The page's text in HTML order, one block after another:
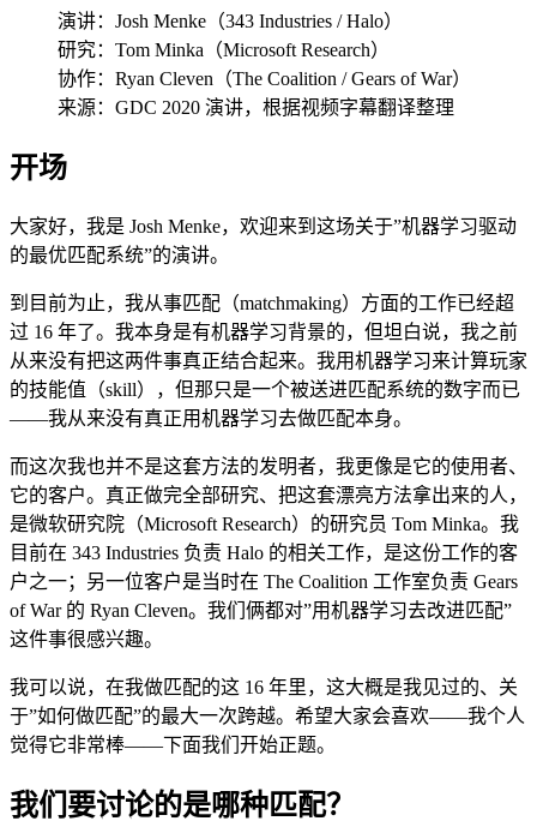
演讲：Josh Menke（343 Industries / Halo）
研究：Tom Minka（Microsoft Research）
协作：Ryan Cleven（The Coalition / Gears of War）
来源：GDC 2020 演讲，根据视频字幕翻译整理
开场
大家好，我是 Josh Menke，欢迎来到这场关于”机器学习驱动
的最优匹配系统”的演讲。
到目前为止，我从事匹配（matchmaking）方面的工作已经超
过 16 年了。我本身是有机器学习背景的，但坦白说，我之前
从来没有把这两件事真正结合起来。我用机器学习来计算玩家
的技能值（skill），但那只是一个被送进匹配系统的数字而已
——我从来没有真正用机器学习去做匹配本身。
而这次我也并不是这套方法的发明者，我更像是它的使用者、
它的客户。真正做完全部研究、把这套漂亮方法拿出来的人，
是微软研究院（Microsoft Research）的研究员 Tom Minka。我
目前在 343 Industries 负责 Halo 的相关工作，是这份工作的客
户之一；另一位客户是当时在 The Coalition 工作室负责 Gears
of War 的 Ryan Cleven。我们俩都对”用机器学习去改进匹配”
这件事很感兴趣。
我可以说，在我做匹配的这 16 年里，这大概是我见过的、关
于”如何做匹配”的最大一次跨越。希望大家会喜欢——我个人
觉得它非常棒——下面我们开始正题。
我们要讨论的是哪种匹配？